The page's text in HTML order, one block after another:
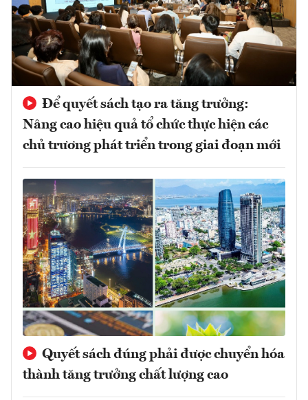
Để quyết sách tạo ra tăng trưởng:
Nâng cao hiệu quả tổ chức thực hiện các
chủ trương phát triển trong giai đoạn mới
Quyết sách đúng phải được chuyển hóa
thành tăng trưởng chất lượng cao